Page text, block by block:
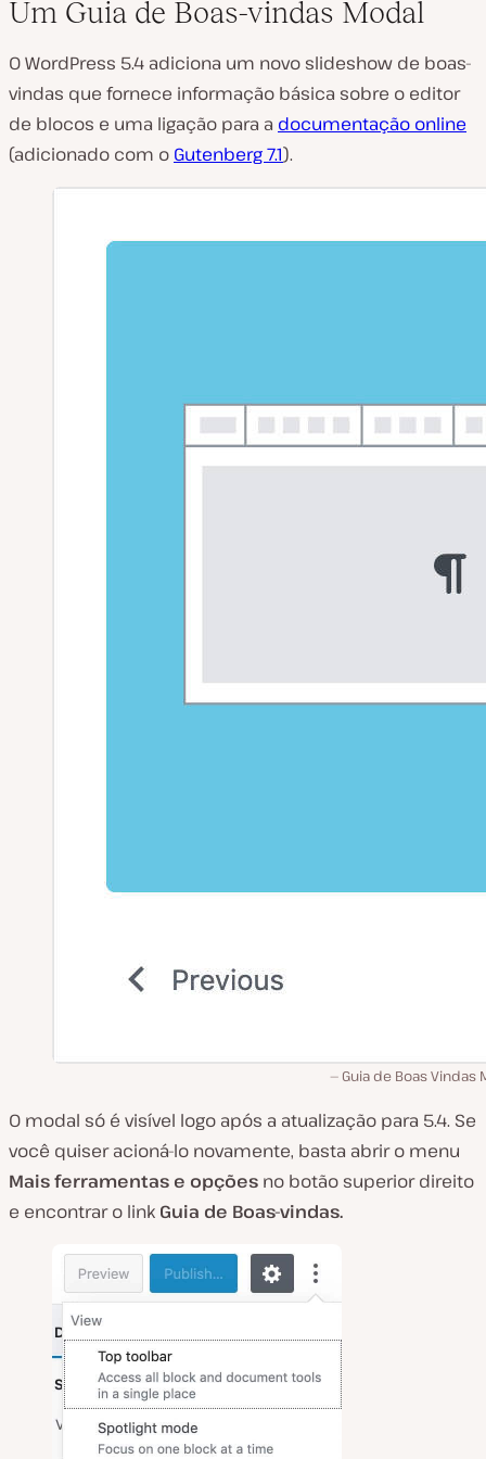
Um Guia de Boas-vindas Modal
O WordPress 5.4 adiciona um novo slideshow de boas-
vindas que fornece informação básica sobre o editor
de blocos e uma ligação para a documentação online
(adicionado com o Gutenberg 7.1).
Guia de Boas Vindas
O modal só é visível logo após a atualização para 5.4. Se
você quiser acioná-lo novamente, basta abrir o menu
Mais ferramentas e opções no botão superior direito
e encontrar o link Guia de Boas-vindas.